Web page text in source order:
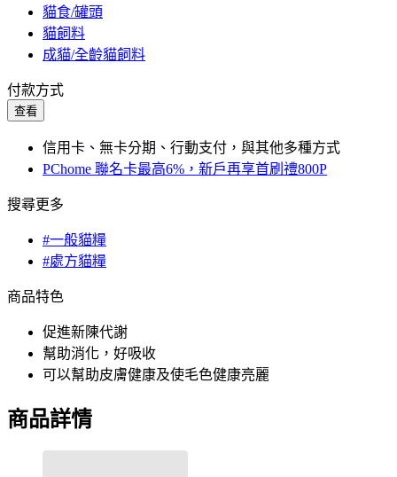
貓食/罐頭
貓飼料
成貓/全齡貓飼料
付款方式
查看
信用卡、無卡分期、行動支付，與其他多種方式
PChome 聯名卡最高6%，新戶再享首刷禮800P
搜尋更多
#一般貓糧
#處方貓糧
商品特色
促進新陳代謝
幫助消化，好吸收
可以幫助皮膚健康及使毛色健康亮麗
商品詳情